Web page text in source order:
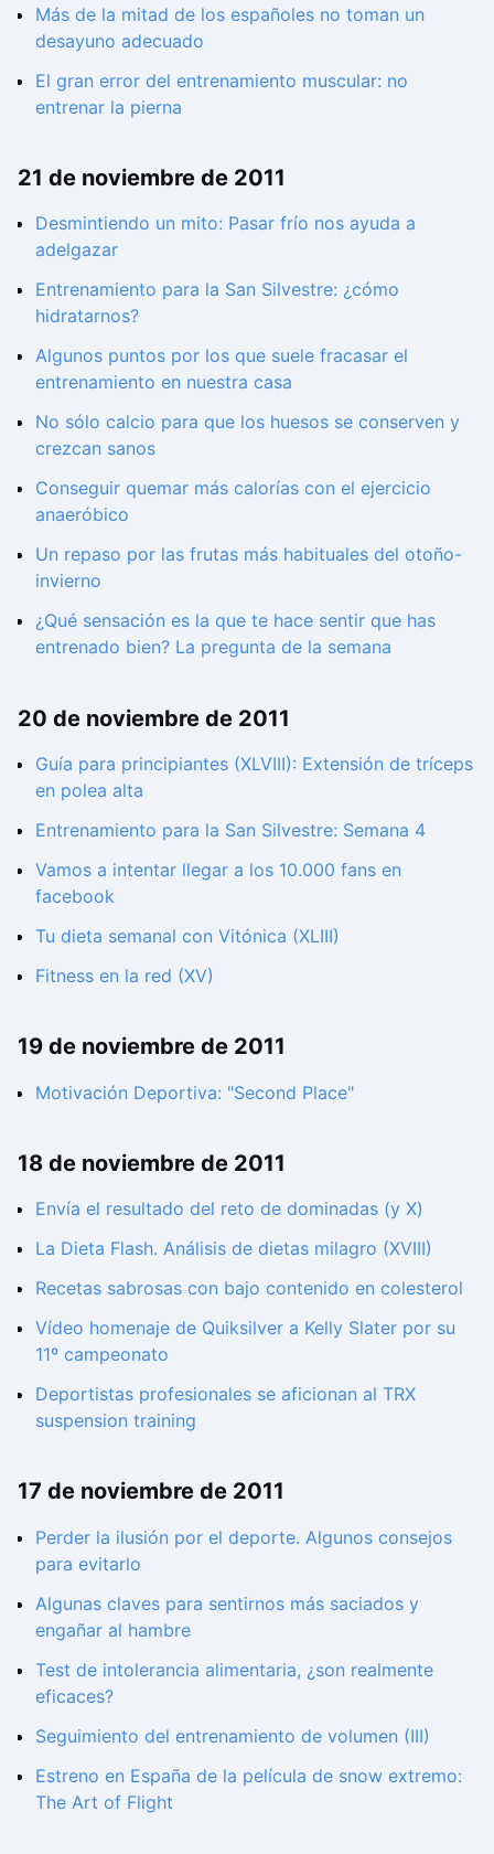
Más de la mitad de los españoles no toman un
desayuno adecuado
El gran error del entrenamiento muscular: no
entrenar la pierna
21 de noviembre de 2011
Desmintiendo un mito: Pasar frío nos ayuda a
adelgazar
Entrenamiento para la San Silvestre: ¿cómo
hidratarnos?
Algunos puntos por los que suele fracasar el
entrenamiento en nuestra casa
No sólo calcio para que los huesos se conserven y
crezcan sanos
Conseguir quemar más calorías con el ejercicio
anaeróbico
Un repaso por las frutas más habituales del otoño-
invierno
¿Qué sensación es la que te hace sentir que has
entrenado bien? La pregunta de la semana
20 de noviembre de 2011
Guía para principiantes (XLVIII): Extensión de tríceps
en polea alta
Entrenamiento para la San Silvestre: Semana 4
Vamos a intentar llegar a los 10.000 fans en
facebook
Tu dieta semanal con Vitónica (XLIII)
Fitness en la red (XV)
19 de noviembre de 2011
Motivación Deportiva: "Second Place"
18 de noviembre de 2011
Envía el resultado del reto de dominadas (y X)
La Dieta Flash. Análisis de dietas milagro (XVIII)
Recetas sabrosas con bajo contenido en colesterol
Vídeo homenaje de Quiksilver a Kelly Slater por su
11º campeonato
Deportistas profesionales se aficionan al TRX
suspension training
17 de noviembre de 2011
Perder la ilusión por el deporte. Algunos consejos
para evitarlo
Algunas claves para sentirnos más saciados y
engañar al hambre
Test de intolerancia alimentaria, ¿son realmente
eficaces?
Seguimiento del entrenamiento de volumen (III)
Estreno en España de la película de snow extremo:
The Art of Flight